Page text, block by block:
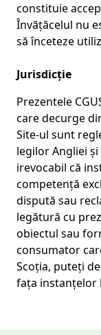
constituie
Învățăcelul nu
să înceteze
Jurisdicție
Prezentele
care decurge
Site-ul sunt
legilor Angliei
irevocabil că
competență
dispută sau
legătură cu
obiectul sau
consumator
Scoția, puteți
fața instanțelor